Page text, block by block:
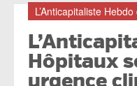
L’Anticapitaliste
Hôpitaux